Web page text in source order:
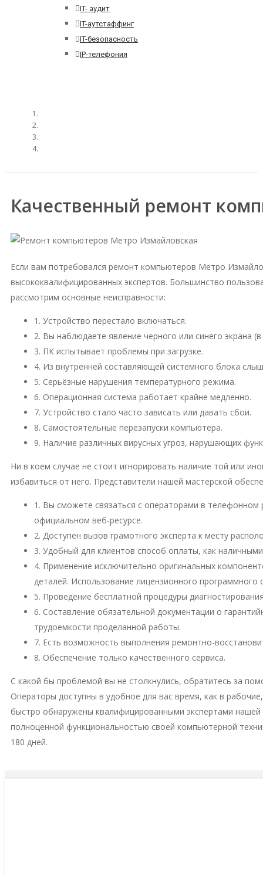
IT- аудит
IT-аутстаффинг
IT-безопасность
IP-телефония
Качественный ремонт
Если вам потребовался ремонт компьютеров Метро
высококвалифицированных экспертов. Большинство
рассмотрим основные неисправности:
1. Устройство перестало включаться.
2. Вы наблюдаете явление черного или синего экрана
3. ПК испытывает проблемы при загрузке.
4. Из внутренней составляющей системного блока
5. Серьёзные нарушения температурного режима.
6. Операционная система работает крайне медленно.
7. Устройство стало часто зависать или давать сбои.
8. Самостоятельные перезапуски компьютера.
9. Наличие различных вирусных угроз, нарушающих
Ни в коем случае не стоит игнорировать наличие той или
избавиться от него. Представители нашей мастерской
1. Вы сможете связаться с операторами в
официальном веб-ресурсе.
2. Доступен вызов грамотного эксперта к месту
3. Удобный для клиентов способ оплаты, как
4. Применение исключительно оригинальных
деталей. Использование лицензионного
5. Проведение бесплатной процедуры
6. Составление обязательной документации о
трудоемкости проделанной работы.
7. Есть возможность выполнения ремонтно-
8. Обеспечение только качественного сервиса.
С какой бы проблемой вы не столкнулись, обратитесь за
Операторы доступны в удобное для вас время, как в
быстро обнаружены квалифицированными экспертами
полноценной функциональностью своей компьютерной
180 дней.